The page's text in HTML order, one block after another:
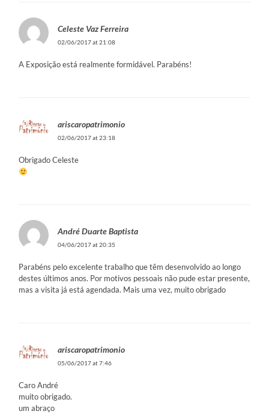
Celeste Vaz Ferreira
02/06/2017 at 21:08
A Exposição está realmente formidável. Parabéns!
ariscaropatrimonio
02/06/2017 at 23:18
Obrigado Celeste
André Duarte Baptista
04/06/2017 at 20:35
Parabéns pelo excelente trabalho que têm desenvolvido ao longo
destes últimos anos. Por motivos pessoais não pude estar presente,
mas a visita já está agendada. Mais uma vez, muito obrigado
ariscaropatrimonio
05/06/2017 at 7:46
Caro André
muito obrigado.
um abraço